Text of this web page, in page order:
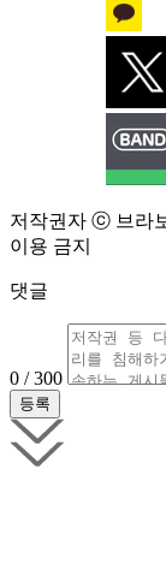
저작권자 ⓒ 브라
이용 금지
댓글
0 / 300